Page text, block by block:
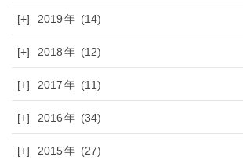
[+] 2019 (14)
[+] 2018 (12)
[+] 2017 (11)
[+] 2016 (34)
[+] 2015 (27)